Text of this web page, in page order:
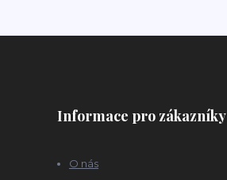
Informace pro zákazníky
O nás